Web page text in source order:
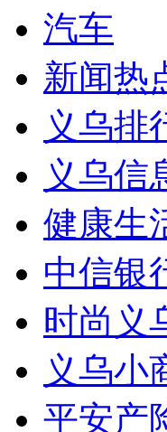
汽车
新闻热
义乌排
义乌信
健康生
中信银
时尚义
义乌小
平安产